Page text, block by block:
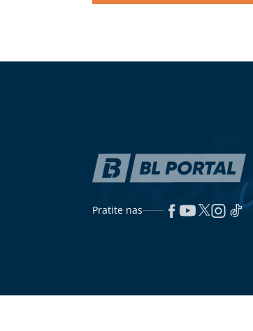
otvoreno progovorila o potomstvu,
"SVAKO ĆE IMATI PRAVO DA
POGRIJEŠI" Otac Nemanje Gudelja